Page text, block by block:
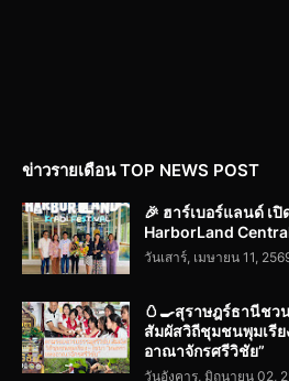
ข่าวรายเดือน TOP NEWS POST
🎉 ฮาร์เบอร์แลนด์ เ
HarborLand
วันเสาร์, เมษายน 11,
🥚🍳สุราษฎร์ธานีชว
สัมผัสวิถีชุมชนพุมเรีย
อาณาจักรศรีวิชัย”
วันอังคาร, มิถุนายน 02,